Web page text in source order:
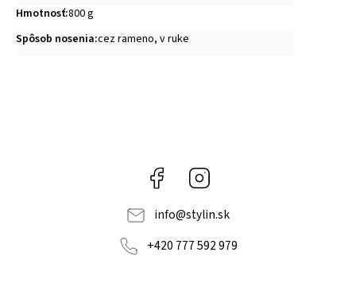
Hmotnosť:800 g
Spôsob nosenia:cez rameno, v ruke
Facebook
info@stylin.sk
+420 777 592 979